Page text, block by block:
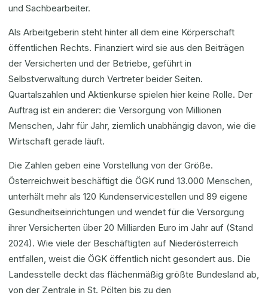
und Sachbearbeiter.
Als Arbeitgeberin steht hinter all dem eine Körperschaft
öffentlichen Rechts. Finanziert wird sie aus den Beiträgen
der Versicherten und der Betriebe, geführt in
Selbstverwaltung durch Vertreter beider Seiten.
Quartalszahlen und Aktienkurse spielen hier keine Rolle. Der
Auftrag ist ein anderer: die Versorgung von Millionen
Menschen, Jahr für Jahr, ziemlich unabhängig davon, wie die
Wirtschaft gerade läuft.
Die Zahlen geben eine Vorstellung von der Größe.
Österreichweit beschäftigt die ÖGK rund 13.000 Menschen,
unterhält mehr als 120 Kundenservicestellen und 89 eigene
Gesundheitseinrichtungen und wendet für die Versorgung
ihrer Versicherten über 20 Milliarden Euro im Jahr auf (Stand
2024). Wie viele der Beschäftigten auf Niederösterreich
entfallen, weist die ÖGK öffentlich nicht gesondert aus. Die
Landesstelle deckt das flächenmäßig größte Bundesland ab,
von der Zentrale in St. Pölten bis zu den